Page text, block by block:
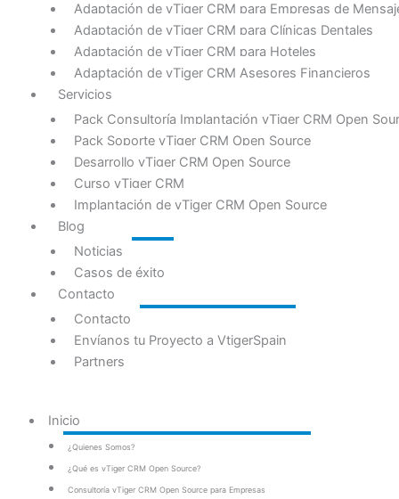
Adaptación de vTiger CRM para Empresas de
Adaptación de vTiger CRM para Clínicas Dentales
Adaptación de vTiger CRM para Hoteles
Adaptación de vTiger CRM Asesores Financieros
Servicios
Pack Consultoría Implantación vTiger CRM Open
Pack Soporte vTiger CRM Open Source
Desarrollo vTiger CRM Open Source
Curso vTiger CRM
Implantación de vTiger CRM Open Source
Blog
Noticias
Casos de éxito
Contacto
Contacto
Envíanos tu Proyecto a VtigerSpain
Partners
Inicio
¿Quienes Somos?
¿Qué es vTiger CRM Open Source?
Consultoría vTiger CRM Open Source para Empresas